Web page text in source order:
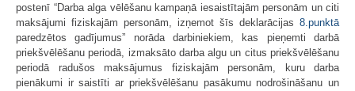
postenī “Darba alga vēlēšanu kampaņā iesaistītajām personām un citi
maksājumi fiziskajām personām, izņemot šīs deklarācijas 8.punktā
paredzētos gadījumus” norāda darbiniekiem, kas pieņemti darbā
priekšvēlēšanu periodā, izmaksāto darba algu un citus priekšvēlēšanu
periodā radušos maksājumus fiziskajām personām, kuru darba
pienākumi ir saistīti ar priekšvēlēšanu pasākumu nodrošināšanu un